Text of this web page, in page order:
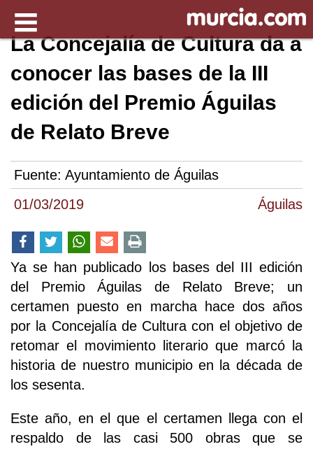
01/03/2019 Águilas
La Concejalía de Cultura da a
conocer las bases de la III
edición del Premio Águilas
de Relato Breve
Fuente: Ayuntamiento de Águilas
Ya se han publicado los bases del III edición
del Premio Águilas de Relato Breve; un
certamen puesto en marcha hace dos años
por la Concejalía de Cultura con el objetivo de
retomar el movimiento literario que marcó la
historia de nuestro municipio en la década de
los sesenta.
Este año, en el que el certamen llega con el
respaldo de las casi 500 obras que se